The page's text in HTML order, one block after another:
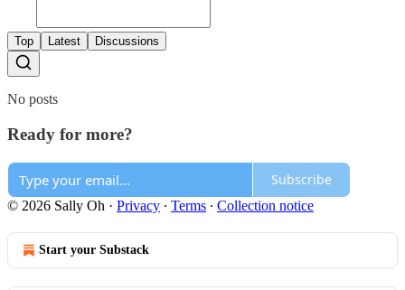
Top Latest Discussions
No posts
Ready for more?
Subscribe
© 2026 Sally Oh · Privacy ∙ Terms ∙ Collection notice
Start your Substack